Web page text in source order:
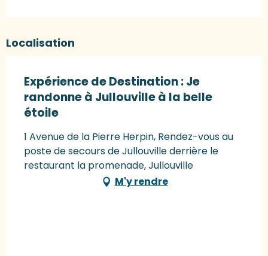
Localisation
Expérience de Destination : Je
randonne à Jullouville à la belle
étoile
1 Avenue de la Pierre Herpin, Rendez-vous au
poste de secours de Jullouville derrière le
restaurant la promenade, Jullouville
M'y rendre